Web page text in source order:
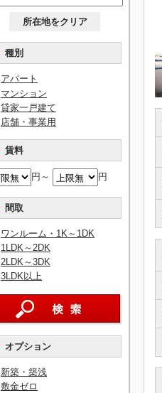
所在地をクリア
種別
アパート
マンション
貸家一戸建て
店舗・事業用
賃料
円～ 円
間取
ワンルーム・1K～1DK
1LDK～2DK
2LDK～3DK
3LDK以上
オプション
新築・築浅
敷金ゼロ